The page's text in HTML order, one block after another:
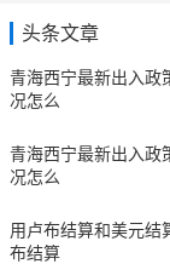
头条文章
青海西宁最新出入政
况怎么
青海西宁最新出入政
况怎么
用卢布结算和美元结
布结算